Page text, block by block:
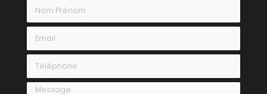
Nom Prénom
Email
Téléphone
Message